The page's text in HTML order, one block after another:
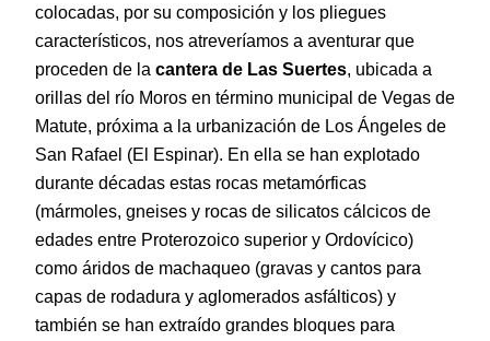
colocadas, por su composición y los pliegues
característicos, nos atreveríamos a aventurar que
proceden de la cantera de Las Suertes , ubicada a
orillas del río Moros en término municipal de Vegas de
Matute, próxima a la urbanización de Los Ángeles de
San Rafael (El Espinar). En ella se han explotado
durante décadas estas rocas metamórficas
(mármoles, gneises y rocas de silicatos cálcicos de
edades entre Proterozoico superior y Ordovícico)
como áridos de machaqueo (gravas y cantos para
capas de rodadura y aglomerados asfálticos) y
también se han extraído grandes bloques para